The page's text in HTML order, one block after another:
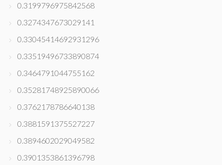
0.3199796975842568
0.3274347673029141
0.33045414692931296
0.33519496733890874
0.3464791044755162
0.35281748925890066
0.3762178786640138
0.3881591375527227
0.3894602029049582
0.3901353861396798